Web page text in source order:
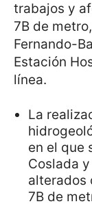
trabajos y
7B de
Fernando-
Estación
línea.
La
en el que
Coslada
alterados
7B de